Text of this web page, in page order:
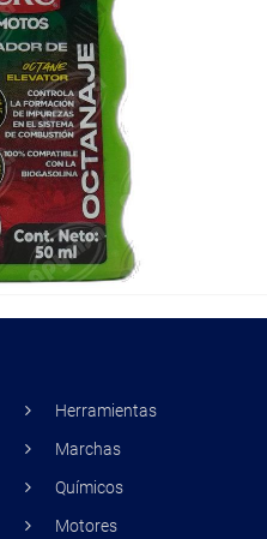
Herramientas
Marchas
Químicos
Motores